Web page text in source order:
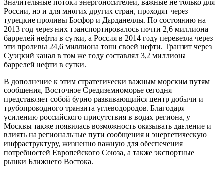
Значительные потоки энергоносителей, важные не только для
России, но и для многих других стран, проходят через
турецкие проливы Босфор и Дарданеллы. По состоянию на
2013 год через них транспортировалось почти 2,6 миллиона
баррелей нефти в сутки, а Россия в 2014 году перевезла через
эти проливы 24,6 миллиона тонн своей нефти. Транзит через
Суэцкий канал в том же году составлял 3,2 миллиона
баррелей нефти в сутки.
В дополнение к этим стратегически важным морским путям
сообщения, Восточное Средиземноморье сегодня
представляет собой бурно развивающийся центр добычи и
трубопроводного транзита углеводородов. Благодаря
усилению российского присутствия в водах региона, у
Москвы также появилась возможность оказывать давление и
влиять на региональные пути сообщения и энергетическую
инфраструктуру, жизненно важную для обеспечения
потребностей Европейского Союза, а также экспортные
рынки Ближнего Востока.